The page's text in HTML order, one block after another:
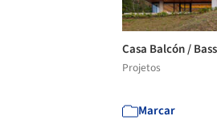
Casa Balcón /
Projetos
Marcar